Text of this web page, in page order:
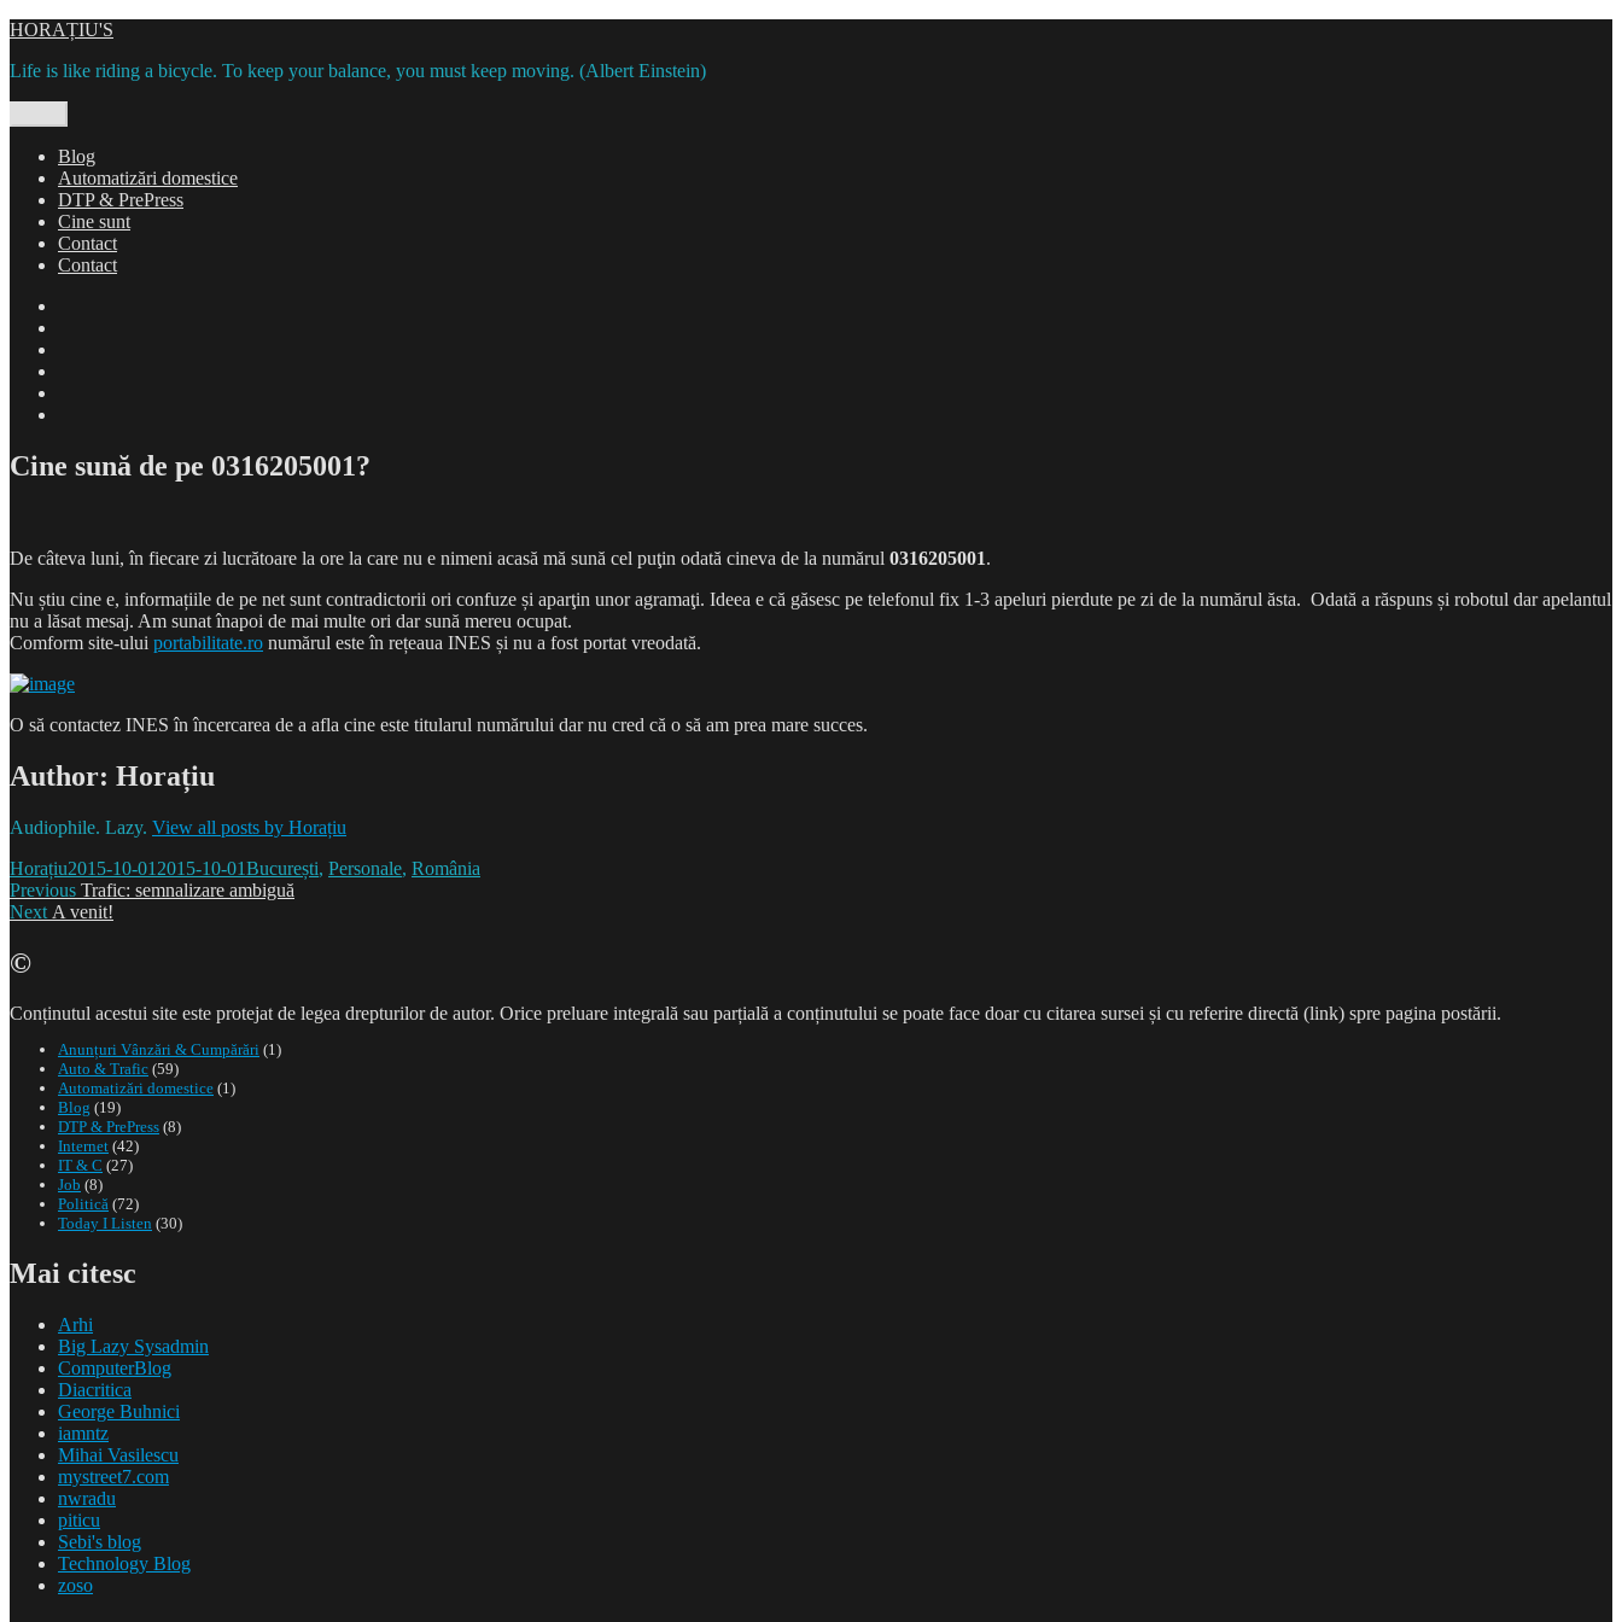
Skip
content
HORAȚIU'S
Life is like riding a bicycle. To keep your balance, you must keep moving. (Albert Einstein)
Blog
Automatizări domestice
DTP & PrePress
Cine sunt
Contact
Contact
Cine sună de pe 0316205001?
De câteva luni, în fiecare zi lucrătoare la ore la care nu e nimeni acasă mă sună cel puţin odată cineva de la numărul 0316205001.
Nu știu cine e, informațiile de pe net sunt contradictorii ori confuze și aparţin unor agramaţi. Ideea e că găsesc pe telefonul fix 1-3 apeluri pierdute pe zi de la numărul ăsta. Odată a răspuns și robotul dar apelantul
nu a lăsat mesaj. Am sunat înapoi de mai multe ori dar sună mereu ocupat.
Comform site-ului portabilitate.ro numărul este în rețeaua INES și nu a fost portat vreodată.
O să contactez INES în încercarea de a afla cine este titularul numărului dar nu cred că o să am prea mare succes.
Author: Horațiu
Audiophile. Lazy. View all posts by Horațiu
Author
HorațiuPosted
on
2015-10-01 2015-10-01Categories
București, Personale, România
Post
navigation
Previous Previous
post:
Trafic: semnalizare ambiguă
Next Next
A venit!
©
Conținutul acestui site este protejat de legea drepturilor de autor. Orice preluare integrală sau parțială a conținutului se poate face doar cu citarea sursei și cu referire directă (link) spre pagina postării.
Anunțuri Vânzări & Cumpărări (1)
Auto & Trafic (59)
Automatizări domestice (1)
Blog (19)
DTP & PrePress (8)
Internet (42)
IT & C (27)
Job (8)
Politică (72)
Today I Listen (30)
Mai citesc
Arhi
Big Lazy Sysadmin
ComputerBlog
Diacritica
George Buhnici
iamntz
Mihai Vasilescu
mystreet7.com
nwradu
piticu
Sebi's blog
Technology Blog
zoso